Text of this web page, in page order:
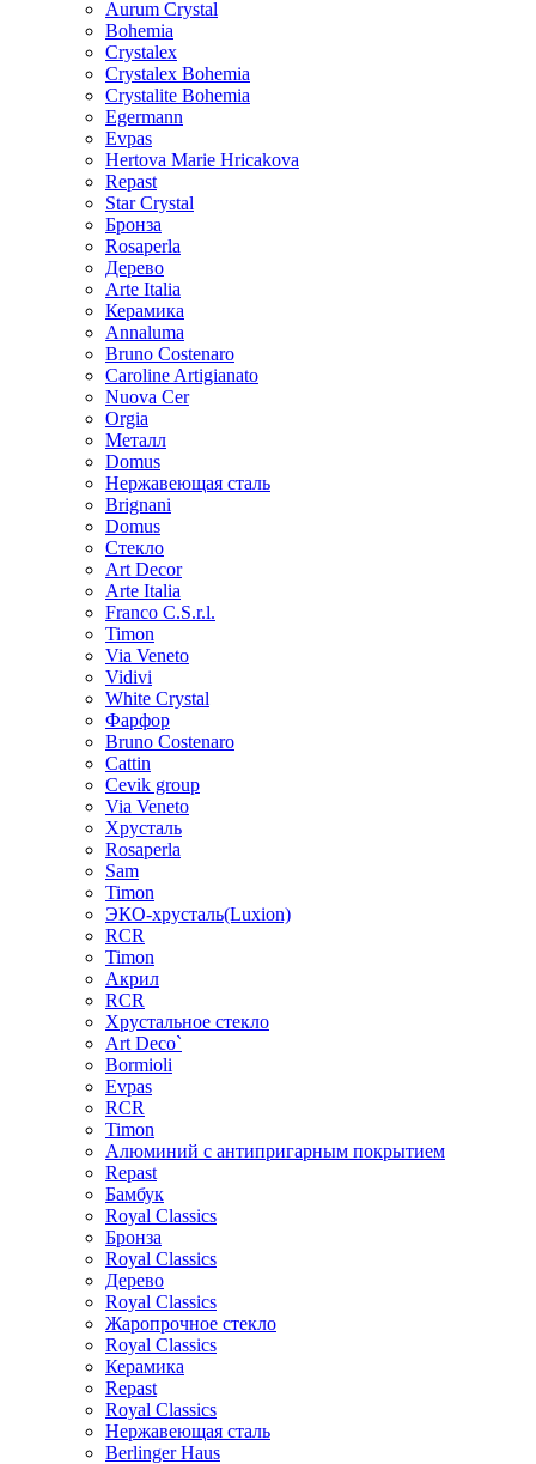
Aurum Crystal
Bohemia
Crystalex
Crystalex Bohemia
Crystalite Bohemia
Egermann
Evpas
Hertova Marie Hricakova
Repast
Star Crystal
Бронза
Rosaperla
Дерево
Arte Italia
Керамика
Annaluma
Bruno Costenaro
Caroline Artigianato
Nuova Cer
Orgia
Металл
Domus
Нержавеющая сталь
Brignani
Domus
Стекло
Art Decor
Arte Italia
Franco C.S.r.l.
Timon
Via Veneto
Vidivi
White Crystal
Фарфор
Bruno Costenaro
Cattin
Cevik group
Via Veneto
Хрусталь
Rosaperla
Sam
Timon
ЭКО-хрусталь(Luxion)
RCR
Timon
Акрил
RCR
Хрустальное стекло
Art Deco`
Bormioli
Evpas
RCR
Timon
Алюминий с антипригарным покрытием
Repast
Бамбук
Royal Classics
Бронза
Royal Classics
Дерево
Royal Classics
Жаропрочное стекло
Royal Classics
Керамика
Repast
Royal Classics
Нержавеющая сталь
Berlinger Haus